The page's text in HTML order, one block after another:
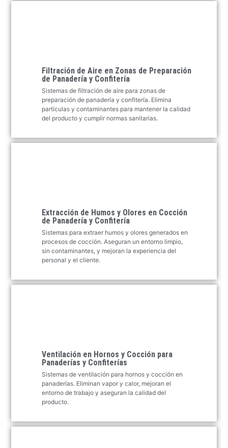
Filtración de Aire en Zonas de Preparación
de Panadería y Confitería
Sistemas de filtración de aire para zonas de
preparación de panadería y confitería. Elimina
partículas y contaminantes para mantener la calidad
del producto y cumplir normas sanitarias.
Extracción de Humos y Olores en Cocción
de Panadería y Confitería
Sistemas para extraer humos y olores generados en
procesos de cocción. Aseguran un entorno limpio,
sin contaminantes, y mejoran la experiencia del
personal y el cliente.
Ventilación en Hornos y Cocción para
Panaderías y Confiterías
Sistemas de ventilación para hornos y cocción en
panaderías. Eliminan vapor y calor, mejoran el
entorno de trabajo y aseguran la calidad del
producto.